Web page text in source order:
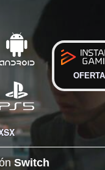
OFERTA
Switch